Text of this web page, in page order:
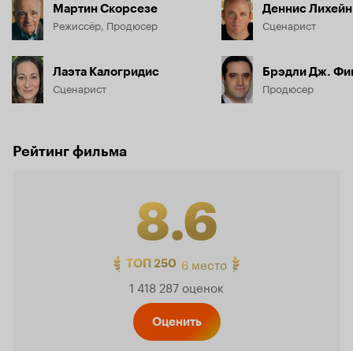
Мартин Скорсезе
Режиссёр, Продюсер
Лаэта Калогридис
Сценарист
Деннис Лихейн
Сценарист
Брэдли Дж.
Продюсер
Рейтинг фильма
8.6
Рейтинг
ТОП 250 6 место
1 418 287 оценок
Оценить